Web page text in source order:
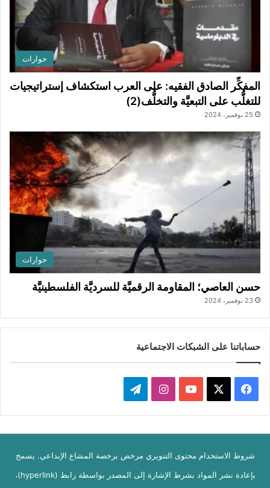
حوارات
المفكِّر الصادق الفقيه: على العرب استكشاف إستراتيجيات
للتغلُّب على التبعيَّة والتخلُّف(2)
25 نوفمبر، 2024
حوارات
حسن العاصي؛ المقاومة الرقميَّة للسرديَّة الفلسطينيَّة
23 نوفمبر، 2024
حساباتنا على الشبكات الاجتماعية
ي
س
ب
X
Y
o
u
ن
س
ت
ي
ل
ق
شروط الاستخدام محتوى التنويري مرخص برخصة المشاع الإبداعي. يسمح
بإعادة نشر المواد بشرط الإشارة إلى المصدر بواسطة رابط (hyperlink)،